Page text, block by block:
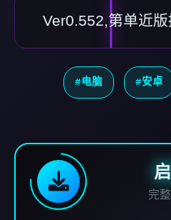
Ver0.552,第单近
#电脑 #安卓
完